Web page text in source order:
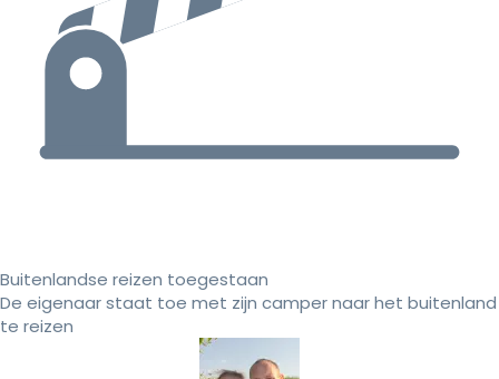
Buitenlandse reizen toegestaan
De eigenaar staat toe met zijn camper naar het buitenland
te reizen